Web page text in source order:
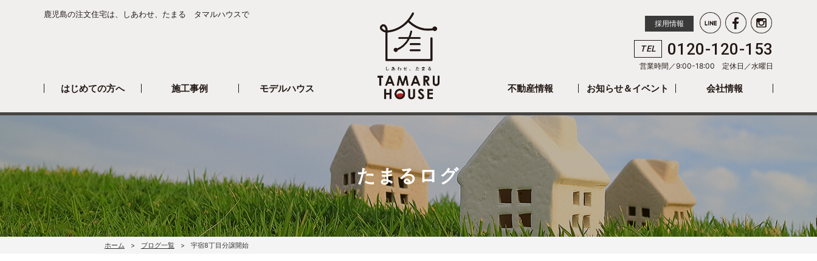
鹿児島の注文住宅は、しあわせ、たまる タマルハウスで
採用情報
TEL 0120-120-153
営業時間／9:00-18:00 定休日／水曜日
はじめての方へ 施工事例 モデルハウス 不動産情報 お知らせ＆イベント 会社情報
たまるログ
ホーム ブログ一覧 宇宿8丁目分譲開始